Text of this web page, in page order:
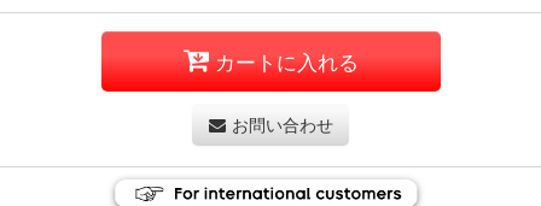
カートに入れる
お問い合わせ